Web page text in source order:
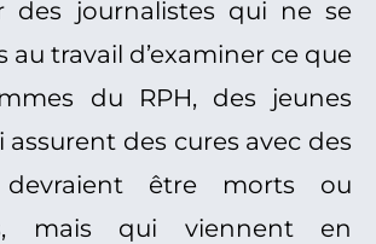
des journalistes qui ne se
travail d’examiner ce que
du RPH, des jeunes
des cures avec des
être morts ou
mais qui viennent en